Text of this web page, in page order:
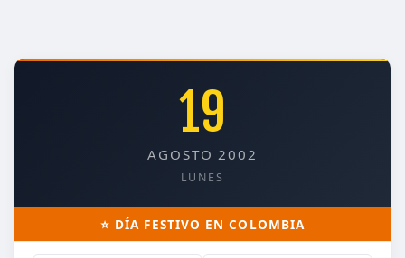
19
AGOSTO 2002
LUNES
⭐ DÍA FESTIVO EN COLOMBIA